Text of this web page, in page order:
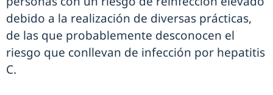
debido a la realización de diversas prácticas,
de las que probablemente desconocen el
riesgo que conllevan de infección por hepatitis
C.